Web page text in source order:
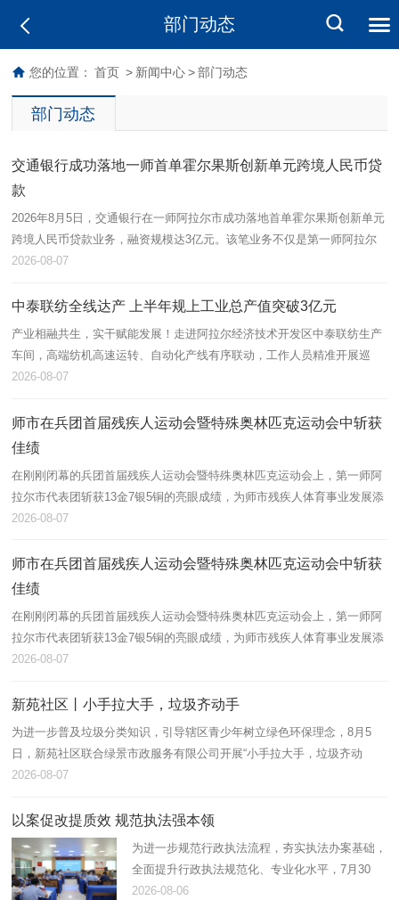
部门动态
您的位置： 首页 > 新闻中心 > 部门动态
部门动态
交通银行成功落地一师首单霍尔果斯创新单元跨境人民币贷
款
2026年8月5日，交通银行在一师阿拉尔市成功落地首单霍尔果斯创新单元
跨境人民币贷款业务，融资规模达3亿元。该笔业务不仅是第一师阿拉尔
市首单跨境流动资金贷款，也标志着跨境金融产品在本地金融功能区取得
2026-08-07
中泰联纺全线达产 上半年规上工业总产值突破3亿元
产业相融共生，实干赋能发展！走进阿拉尔经济技术开发区中泰联纺生产
车间，高端纺机高速运转、自动化产线有序联动，工作人员精准开展巡
检、落纱、品控等作业，呈现出蓬勃向上的发展态势。中泰联纺依托兵地
2026-08-07
师市在兵团首届残疾人运动会暨特殊奥林匹克运动会中斩获
佳绩
在刚刚闭幕的兵团首届残疾人运动会暨特殊奥林匹克运动会上，第一师阿
拉尔市代表团斩获13金7银5铜的亮眼成绩，为师市残疾人体育事业发展添
上浓墨重彩的一笔。
2026-08-07
师市在兵团首届残疾人运动会暨特殊奥林匹克运动会中斩获
佳绩
在刚刚闭幕的兵团首届残疾人运动会暨特殊奥林匹克运动会上，第一师阿
拉尔市代表团斩获13金7银5铜的亮眼成绩，为师市残疾人体育事业发展添
上浓墨重彩的一笔。
2026-08-07
新苑社区丨小手拉大手，垃圾齐动手
为进一步普及垃圾分类知识，引导辖区青少年树立绿色环保理念，8月5
日，新苑社区联合绿景市政服务有限公司开展“小手拉大手，垃圾齐动
手”垃圾分类主题宣讲活动，辖区60余名青少年及家长积极参与。
2026-08-07
以案促改提质效 规范执法强本领
为进一步规范行政执法流程，夯实执法办案基础，
全面提升行政执法规范化、专业化水平，7月30
日，第一师阿拉尔市应急管理局组织开展2026年
2026-08-06